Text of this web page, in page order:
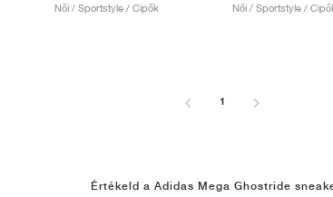
Női / Sportstyle / Cipők
Női / Sportstyle /
1
Értékeld a Adidas Mega Ghostride